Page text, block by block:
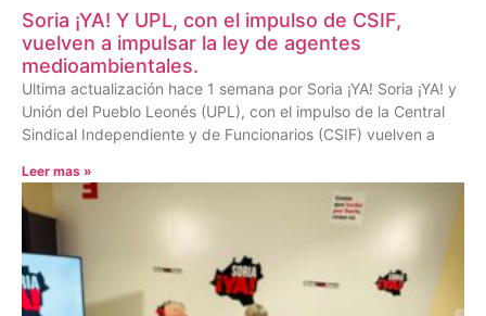
Soria ¡YA! Y UPL, con el impulso de CSIF,
vuelven a impulsar la ley de agentes
medioambientales.
Ultima actualización hace 1 semana por Soria ¡YA! Soria ¡YA! y
Unión del Pueblo Leonés (UPL), con el impulso de la Central
Sindical Independiente y de Funcionarios (CSIF) vuelven a
Leer mas »